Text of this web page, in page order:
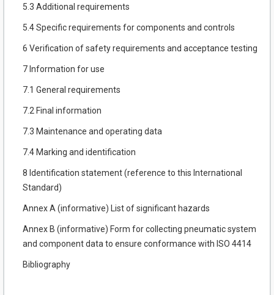
5.3 Additional requirements
5.4 Specific requirements for components and controls
6 Verification of safety requirements and acceptance testing
7 Information for use
7.1 General requirements
7.2 Final information
7.3 Maintenance and operating data
7.4 Marking and identification
8 Identification statement (reference to this International
Standard)
Annex A (informative) List of significant hazards
Annex B (informative) Form for collecting pneumatic system
and component data to ensure conformance with ISO 4414
Bibliography